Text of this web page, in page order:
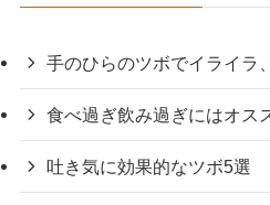
手のひらのツボでイライラ
食べ過ぎ飲み過ぎにはオス
吐き気に効果的なツボ5選